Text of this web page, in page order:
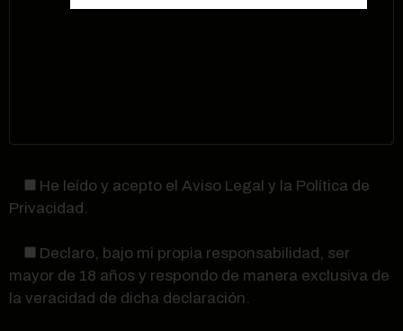
He leído y acepto el Aviso Legal y la Política de
Privacidad.
Declaro, bajo mi propia responsabilidad, ser
mayor de 18 años y respondo de manera exclusiva de
la veracidad de dicha declaración.